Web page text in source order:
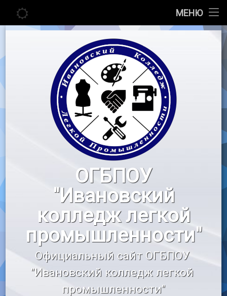
МЕНЮ
Главная
Педагогу
Воспитательная работа
«Профессионалы»
«Профессионалитет»
Образовательный кредит
Перейти
ОГБПОУ
"Ивановский
колледж легкой
промышленности"
Официальный сайт ОГБПОУ
"Ивановский колледж легкой
промышленности"